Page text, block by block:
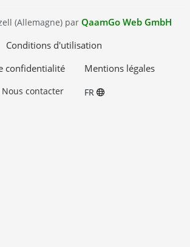
(Allemagne) par QaamGo Web GmbH
Conditions d'utilisation
confidentialité
Mentions légales
Nous contacter FR